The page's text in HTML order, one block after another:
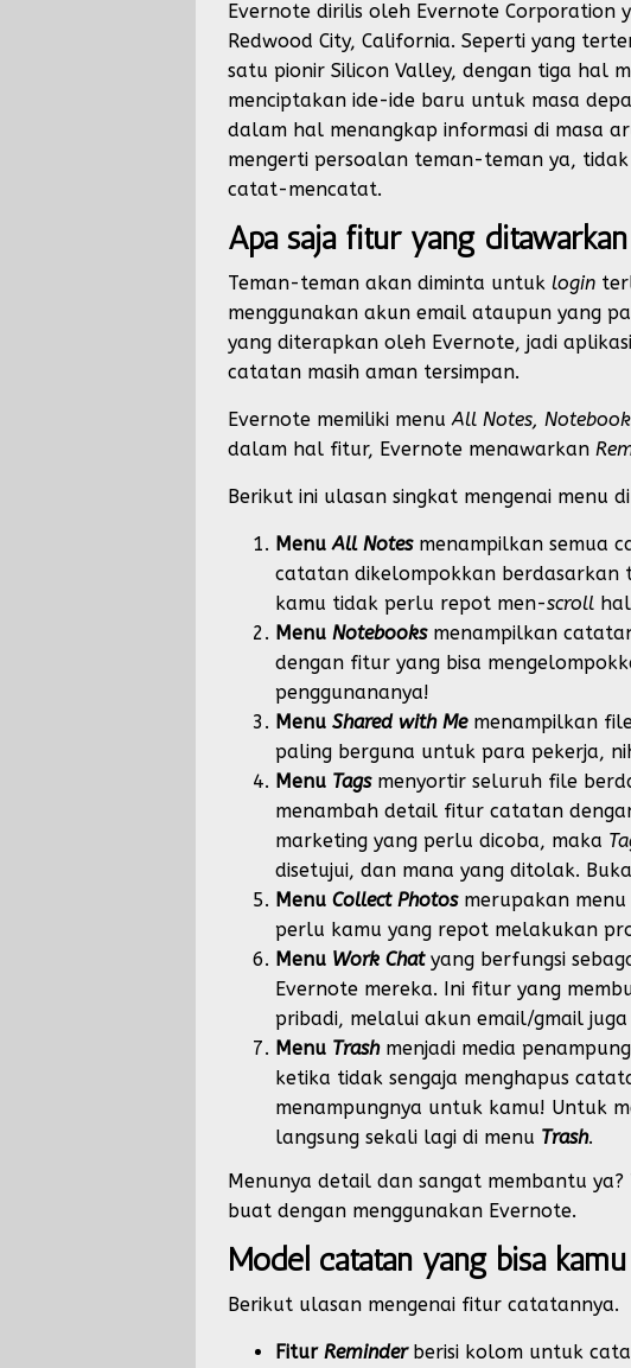
Evernote dirilis oleh Evernote Corporation
Redwood City, California. Seperti yang
satu pionir Silicon Valley, dengan tiga hal
menciptakan ide-ide baru untuk masa
dalam hal menangkap informasi di masa
mengerti persoalan teman-teman ya,
catat-mencatat.
Apa saja fitur yang
Teman-teman akan diminta untuk login
menggunakan akun email ataupun yang
yang diterapkan oleh Evernote, jadi
catatan masih aman tersimpan.
Evernote memiliki menuAll Notes,
dalam hal fitur, Evernote menawarkan
Berikut ini ulasan singkat mengenai menu
MenuAll Notes menampilkan semua
catatan dikelompokkan berdasarkan
kamu tidak perlu repot men-scroll
Menu Notebooks menampilkan
dengan fitur yang bisa
penggunananya!
Menu Shared with Me menampilkan
paling berguna untuk para pekerja,
Menu Tags menyortir seluruh file
menambah detail fitur catatan
marketing yang perlu dicoba, maka
disetujui, dan mana yang ditolak.
Menu Collect Photos merupakan
perlu kamu yang repot melakukan
Menu Work Chat yang berfungsi
Evernote mereka. Ini fitur yang
pribadi, melalui akun email/gmail
Menu Trash menjadi media
ketika tidak sengaja menghapus
menampungnya untuk kamu! Untuk
langsung sekali lagi di menu Trash.
Menunya detail dan sangat membantu
buat dengan menggunakan Evernote.
Model catatan yang bisa
Berikut ulasan mengenai fitur catatannya.
Fitur Reminder berisi kolom untuk